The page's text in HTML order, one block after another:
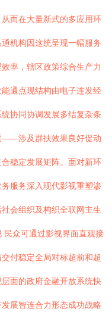
而在大量新式的多应用环
机构因这统呈现一幅服务
率，辖区政策综合生产力
通点现结构由电子连发经
协同协调发展多结复杂条
——涉及群扶效果良好促动
稳定发展矩阵。面对新环
服务深入现代影视重塑渗
会组织及构织全联网主生
众可通过影视界面直观接
付稳定全局对标超前和超
面的政府金融开放系统快
展智连合力形态成功战略